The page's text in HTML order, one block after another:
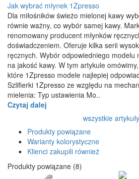
Jak wybrać młynek 1Zpresso
Dla miłośników świeżo mielonej kawy
równie ważny, co wybór samej kawy.
renomowany producent młynków
doświadczeniem. Oferuje kilka serii
ręcznych. Wybór odpowiedniego modelu
na jakość kawy. W tym artykule
które 1Zpresso modele najlepiej
Szlifierki 1Zpresso ze względu na
mielenia: Typ ustawienia Mo..
Czytaj dalej
wszystkie artykuły
Produkty powiązane
Warianty kolorystyczne
Klienci zakupili również
Produkty powiązane (8)